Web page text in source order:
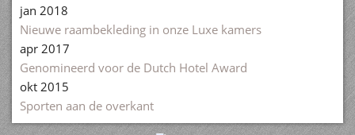
jan 2018
Nieuwe raambekleding in onze Luxe kamers
apr 2017
Genomineerd voor de Dutch Hotel Award
okt 2015
Sporten aan de overkant